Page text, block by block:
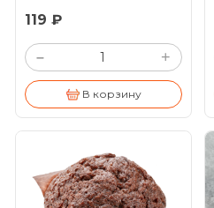
119 ₽
– +
В корзину